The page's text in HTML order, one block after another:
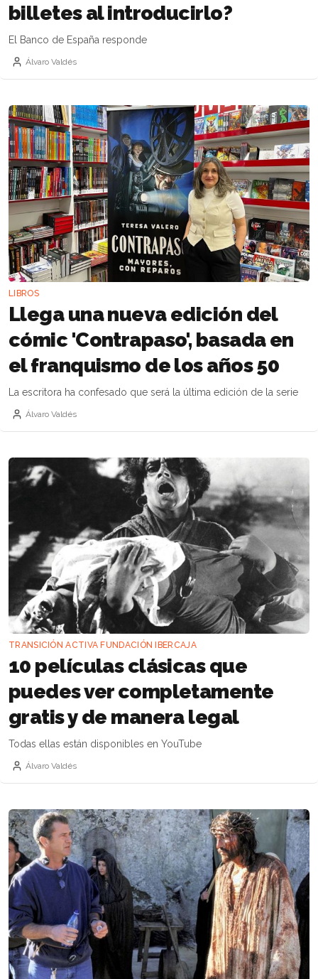
billetes al introducirlo?
El Banco de España responde
Álvaro Valdés
LIBROS
Llega una nueva edición del
cómic 'Contrapaso', basada en
el franquismo de los años 50
La escritora ha confesado que será la última edición de la serie
Álvaro Valdés
TRANSICIÓN ACTIVA FUNDACIÓN IBERCAJA
10 películas clásicas que
puedes ver completamente
gratis y de manera legal
Todas ellas están disponibles en YouTube
Álvaro Valdés